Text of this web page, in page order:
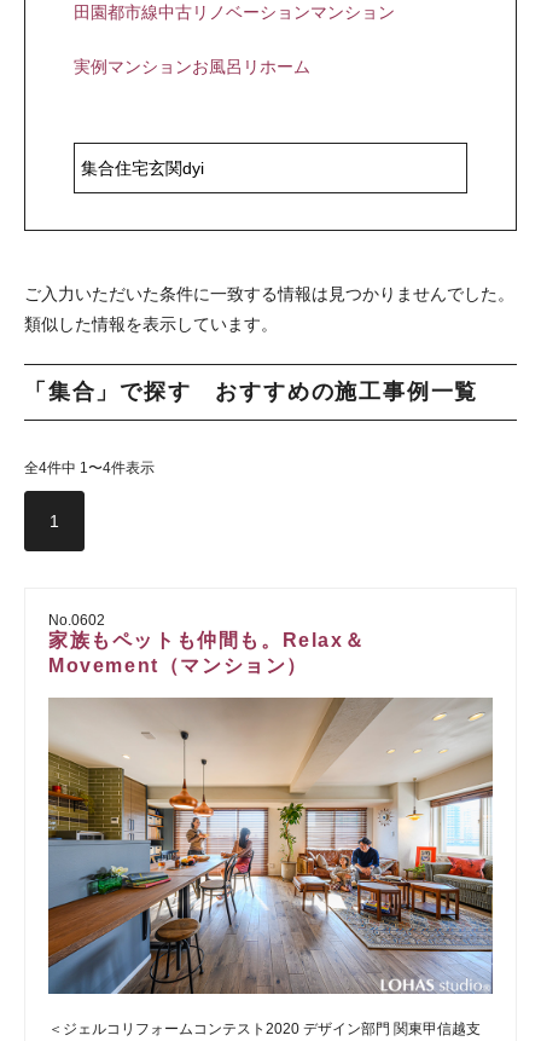
田園都市線中古リノベーションマンション
実例マンションお風呂リホーム
ご入力いただいた条件に一致する情報は見つかりませんでした。
類似した情報を表示しています。
「集合」で探す おすすめの施工事例一覧
全4件中 1〜4件表示
1
No.0602
家族もペットも仲間も。Relax＆
Movement（マンション）
＜ジェルコリフォームコンテスト2020 デザイン部門 関東甲信越支